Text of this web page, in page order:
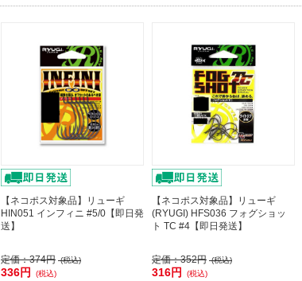
【ネコポス対象品】リューギ
HIN051 インフィニ #5/0【即日発
送】
定価：374円 (税込)
336円 (税込)
【ネコポス対象品】リューギ
(RYUGI) HFS036 フォグショッ
ト TC #4【即日発送】
定価：352円 (税込)
316円 (税込)